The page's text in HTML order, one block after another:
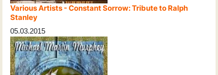
Various Artists - Constant Sorrow: Tribute to Ralph
Stanley
05.03.2015